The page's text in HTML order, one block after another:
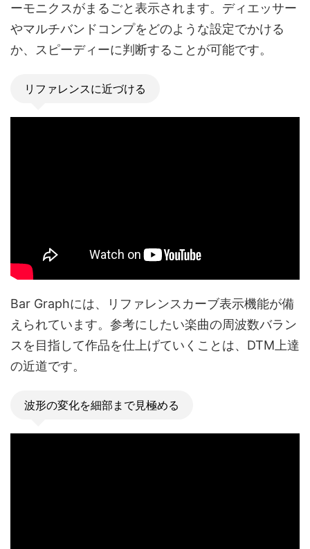
ーモニクスがまるごと表示されます。ディエッサー
やマルチバンドコンプをどのような設定でかける
か、スピーディーに判断することが可能です。
リファレンスに近づける
Bar Graphには、リファレンスカーブ表示機能が備
えられています。参考にしたい楽曲の周波数バラン
スを目指して作品を仕上げていくことは、DTM上達
の近道です。
波形の変化を細部まで見極める